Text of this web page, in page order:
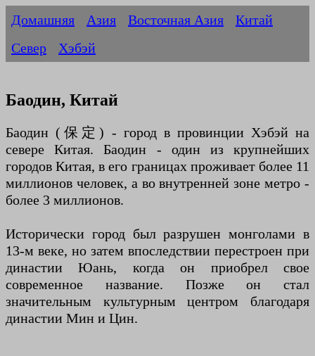
Домашняя Азия Восточная Азия
Китай
Север
Хэбэй
Баодин, Китай
Баодин (保定) - город в провинции Хэбэй на
севере Китая. Баодин - один из крупнейших
городов Китая, в его границах проживает более 11
миллионов человек, а во внутренней зоне метро -
более 3 миллионов.
Исторически город был разрушен монголами в
13-м веке, но затем впоследствии перестроен при
династии Юань, когда он приобрел свое
современное название. Позже он стал
значительным культурным центром благодаря
династии Мин и Цин.